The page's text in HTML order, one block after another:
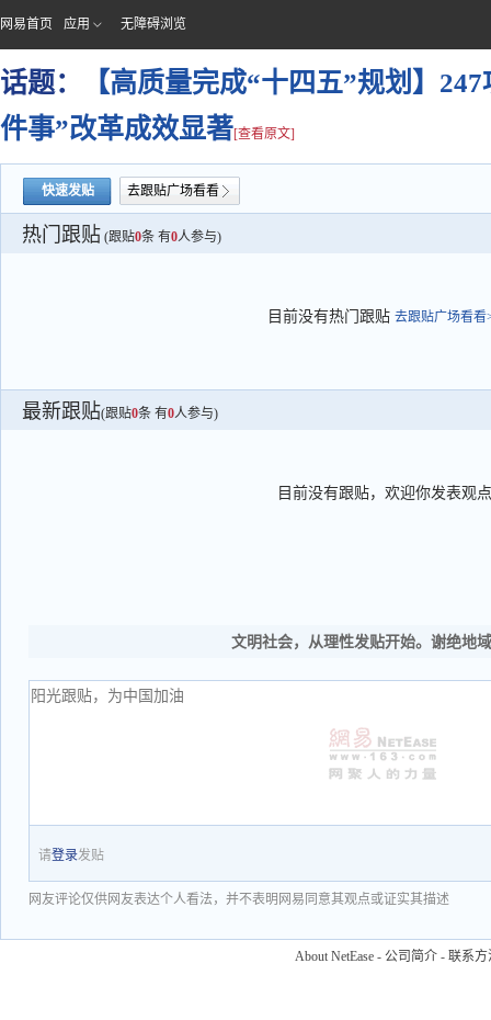
网易首页 应用 无障碍浏览
话题：
【高质量完成“十四五”规划】
件事”改革成效显著[查看原文]
快速发贴 去跟贴广场看看
热门跟贴 (跟贴0条 有0人参与)
目前没有热门跟贴 去跟贴广场看看
最新跟贴(跟贴0条 有0人参与)
目前没有跟贴，欢迎你发表观点
文明社会，从理性发贴开始。谢绝地
请登录发贴
网友评论仅供网友表达个人看法，并不表明网易同意其观点或证实其描述
About NetEase - 公司简介 - 联系方